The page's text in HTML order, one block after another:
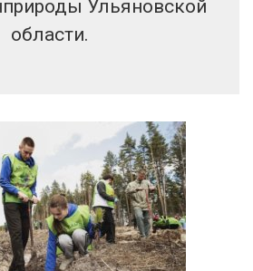
Ульяновской
области.